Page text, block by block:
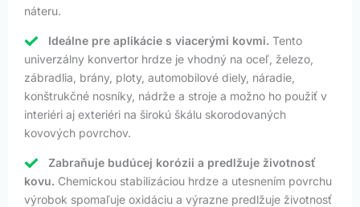
náteru.
Ideálne pre aplikácie s viacerými kovmi. Tento
univerzálny konvertor hrdze je vhodný na oceľ, železo,
zábradlia, brány, ploty, automobilové diely, náradie,
konštrukčné nosníky, nádrže a stroje a možno ho použiť v
interiéri aj exteriéri na širokú škálu skorodovaných
kovových povrchov.
Zabraňuje budúcej korózii a predlžuje životnosť
kovu. Chemickou stabilizáciou hrdze a utesnením povrchu
výrobok spomaľuje oxidáciu a výrazne predlžuje životnosť